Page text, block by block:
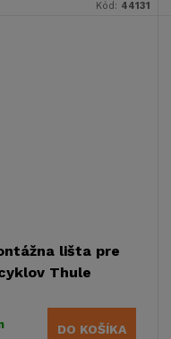
Kód: 44131
lišta pre
Thule
Elite G2, Sport
DO KOŠÍKA